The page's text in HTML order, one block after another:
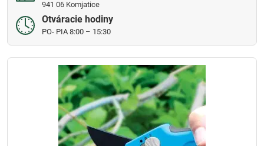
941 06 Komjatice
Otváracie hodiny
PO- PIA 8:00 – 15:30